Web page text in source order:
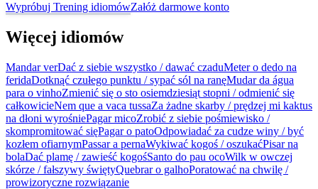
Wypróbuj Trening idiomówZałóż darmowe konto
Więcej idiomów
Mandar verDać z siebie wszystko / dawać czaduMeter o dedo na
feridaDotknąć czułego punktu / sypać sól na ranęMudar da água
para o vinhoZmienić się o sto osiemdziesiąt stopni / odmienić się
całkowicieNem que a vaca tussaZa żadne skarby / prędzej mi kaktus
na dłoni wyrośniePagar micoZrobić z siebie pośmiewisko /
skompromitować sięPagar o patoOdpowiadać za cudze winy / być
kozłem ofiarnymPassar a pernaWykiwać kogoś / oszukaćPisar na
bolaDać plamę / zawieść kogośSanto do pau ocoWilk w owczej
skórze / fałszywy świętyQuebrar o galhoPoratować na chwilę /
prowizoryczne rozwiązanie